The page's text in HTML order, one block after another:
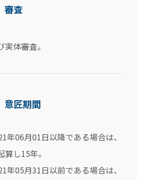
審査
体審査。
意匠期間
年06月01日以降である場合は、
し15年。
年05月31日以前である場合は、